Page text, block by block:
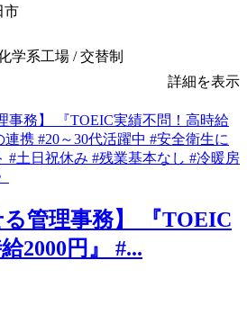
市
学系工場 / 交替制
詳細を表示
る管理事務】 『TOEIC
2000円』 #...